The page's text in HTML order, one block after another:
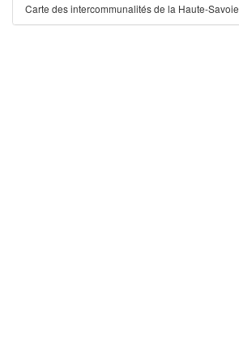
Carte des intercommunalités de la Haute-Savoie